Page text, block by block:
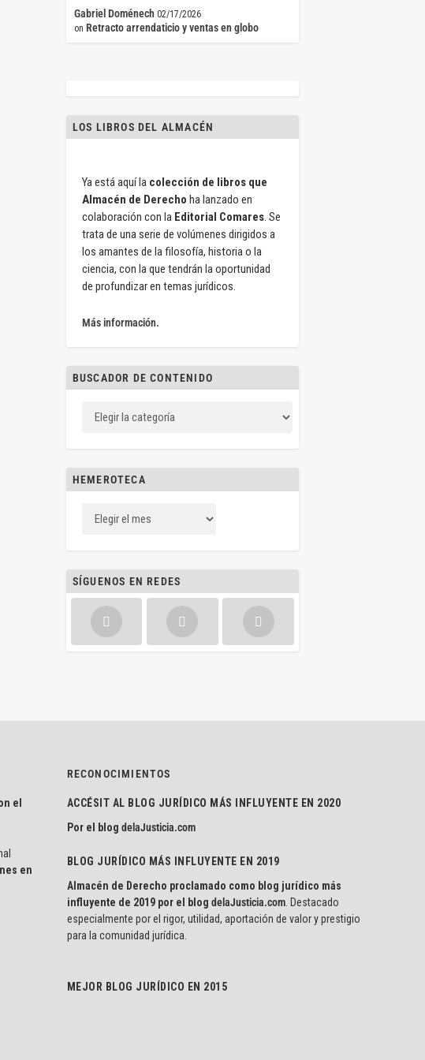
Gabriel Doménech 02/17/2026
on Retracto arrendaticio y ventas en globo
LOS LIBROS DEL ALMACÉN
Ya está aquí la colección de libros que
Almacén de Derecho ha lanzado en
colaboración con la Editorial Comares. Se
trata de una serie de volúmenes dirigidos a
los amantes de la filosofía, historia o la
ciencia, con la que tendrán la oportunidad
de profundizar en temas jurídicos.
Más información.
BUSCADOR DE CONTENIDO
HEMEROTECA
SÍGUENOS EN REDES
el
en
RECONOCIMIENTOS
ACCÉSIT AL BLOG JURÍDICO MÁS INFLUYENTE EN 2020
Por el blog delaJusticia.com
BLOG JURÍDICO MÁS INFLUYENTE EN 2019
Almacén de Derecho proclamado como blog jurídico más
influyente de 2019 por el blog delaJusticia.com. Destacado
especialmente por el rigor, utilidad, aportación de valor y prestigio
para la comunidad jurídica.
MEJOR BLOG JURÍDICO EN 2015